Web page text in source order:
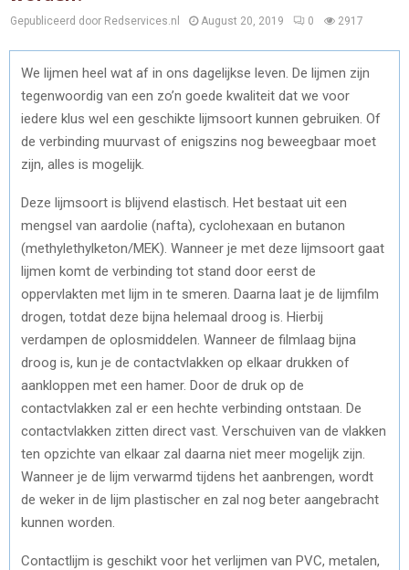
Gepubliceerd door Redservices.nl August 20, 2019 0 2917
We lijmen heel wat af in ons dagelijkse leven. De lijmen zijn
tegenwoordig van een zo’n goede kwaliteit dat we voor
iedere klus wel een geschikte lijmsoort kunnen gebruiken. Of
de verbinding muurvast of enigszins nog beweegbaar moet
zijn, alles is mogelijk.
Deze lijmsoort is blijvend elastisch. Het bestaat uit een
mengsel van aardolie (nafta), cyclohexaan en butanon
(methylethylketon/MEK). Wanneer je met deze lijmsoort gaat
lijmen komt de verbinding tot stand door eerst de
oppervlakten met lijm in te smeren. Daarna laat je de lijmfilm
drogen, totdat deze bijna helemaal droog is. Hierbij
verdampen de oplosmiddelen. Wanneer de filmlaag bijna
droog is, kun je de contactvlakken op elkaar drukken of
aankloppen met een hamer. Door de druk op de
contactvlakken zal er een hechte verbinding ontstaan. De
contactvlakken zitten direct vast. Verschuiven van de vlakken
ten opzichte van elkaar zal daarna niet meer mogelijk zijn.
Wanneer je de lijm verwarmd tijdens het aanbrengen, wordt
de weker in de lijm plastischer en zal nog beter aangebracht
kunnen worden.
Contactlijm is geschikt voor het verlijmen van PVC, metalen,